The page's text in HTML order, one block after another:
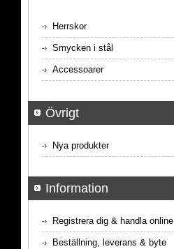
Herrskor
Smycken i stål
Accessoarer
Övrigt
Nya produkter
Information
Registrera dig & handla online
Beställning, leverans & byte